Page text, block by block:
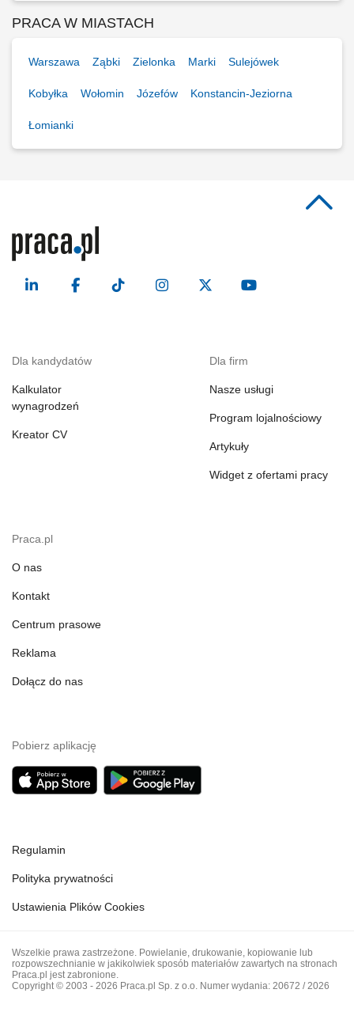
PRACA W MIASTACH
Warszawa Ząbki Zielonka Marki Sulejówek
Kobyłka Wołomin Józefów Konstancin-Jeziorna
Łomianki
Dla kandydatów
Kalkulator
wynagrodzeń
Kreator CV
Dla firm
Nasze usługi
Program lojalnościowy
Artykuły
Widget z ofertami pracy
Praca.pl
O nas
Kontakt
Centrum prasowe
Reklama
Dołącz do nas
Pobierz aplikację
Regulamin
Polityka prywatności
Ustawienia Plików Cookies
Wszelkie prawa zastrzeżone. Powielanie, drukowanie, kopiowanie lub
rozpowszechnianie w jakikolwiek sposób materiałów zawartych na stronach
Praca.pl jest zabronione.
Copyright © 2003 - 2026 Praca.pl Sp. z o.o. Numer wydania: 20672 / 2026